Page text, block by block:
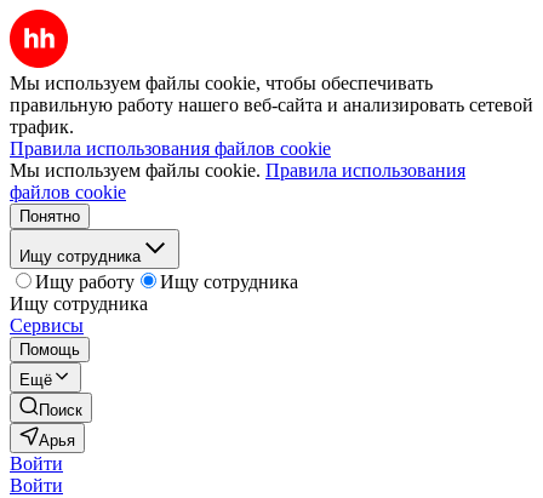
Мы используем файлы cookie, чтобы обеспечивать
правильную работу нашего веб-сайта и анализировать сетевой
трафик.
Правила использования файлов cookie
Мы используем файлы cookie. Правила использования
файлов cookie
Понятно
Ищу сотрудника
Ищу работу
Ищу сотрудника
Ищу сотрудника
Сервисы
Помощь
Ещё
Поиск
Арья
Войти
Войти